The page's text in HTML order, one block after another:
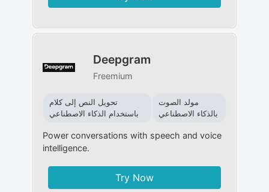
Deepgram
Freemium
تحويل النص إلى كلام
باستخدام الذكاء الاصطناعي
مولد الصوت
بالذكاء الاصطناعي
Power conversations with speech and voice
intelligence.
Try Now